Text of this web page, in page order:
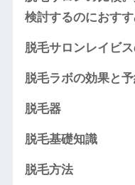
検討するのにおす
脱毛サロンレイビ
脱毛ラボの効果と
脱毛器
脱毛基礎知識
脱毛方法